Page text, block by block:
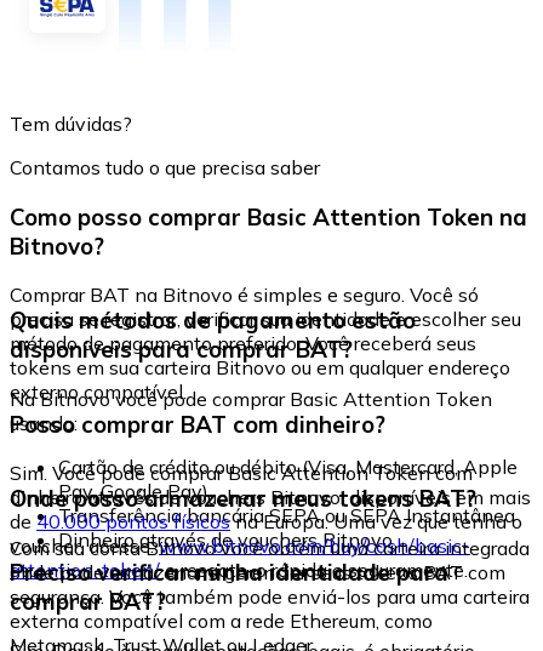
Tem dúvidas?
Contamos tudo o que precisa saber
Como posso comprar Basic Attention Token na
Bitnovo?
Comprar BAT na Bitnovo é simples e seguro. Você só
precisa se registrar, verificar sua identidade e escolher seu
método de pagamento preferido. Você receberá seus
tokens em sua carteira Bitnovo ou em qualquer endereço
externo compatível.
Quais métodos de pagamento estão
disponíveis para comprar BAT?
Na Bitnovo você pode comprar Basic Attention Token
usando:
Cartão de crédito ou débito (Visa, Mastercard, Apple
Pay, Google Pay)
Transferência bancária SEPA ou SEPA Instantânea
Dinheiro através de vouchers Bitnovo
Posso comprar BAT com dinheiro?
Sim. Você pode comprar Basic Attention Token com
dinheiro através de vouchers Bitnovo, disponíveis em mais
de 40.000 pontos físicosna Europa. Uma vez que tenha o
voucher, acesse:www.bitnovo.com/buy/cash/basic-
attention-token/e resgate-o rápida e seguramente.
Onde posso armazenar meus tokens BAT?
Com sua conta Bitnovo você obtém uma carteira integrada
onde pode armazenar e gerenciar seus tokens BAT com
segurança. Você também pode enviá-los para uma carteira
externa compatível com a rede Ethereum, como
Metamask, Trust Wallet ou Ledger.
Preciso verificar minha identidade para
comprar BAT?